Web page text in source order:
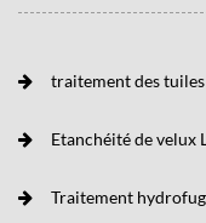
traitement des
Etanchéité de velux
Traitement